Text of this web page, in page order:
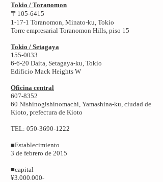
Tokio / Toranomon
〒105-6415
1-17-1 Toranomon, Minato-ku, Tokio
Torre empresarial Toranomon Hills, piso 15
Tokio / Setagaya
155-0033
6-6-20 Daita, Setagaya-ku, Tokio
Edificio Mack Heights W
Oficina central
607-8352
60 Nishinogishinomachi, Yamashina-ku, ciudad de
Kioto, prefectura de Kioto
TEL: 050-3690-1222
■Establecimiento
3 de febrero de 2015
■capital
¥3.000.000-